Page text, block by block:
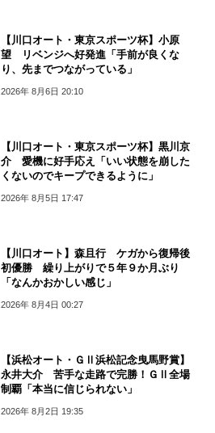
【川口オート・東京スポーツ杯】小原
望 リベンジへ好発進「手前が良くな
り、先までつながっている」
2026年 8月6日 20:10
【川口オート・東京スポーツ杯】黒川京
介 愛機に好手応え「いい状態を崩した
くないのでキープできるように」
2026年 8月5日 17:47
【川口オート】森且行 ケガから復帰後
初優勝 繰り上がりで５年９か月ぶり
「なんかおかしい感じ」
2026年 8月4日 00:27
【浜松オート・ＧⅡ浜松記念曳馬野賞】
永井大介 苦手な走路で完勝！ＧⅡ全場
制覇「本当に信じられない」
2026年 8月2日 19:35